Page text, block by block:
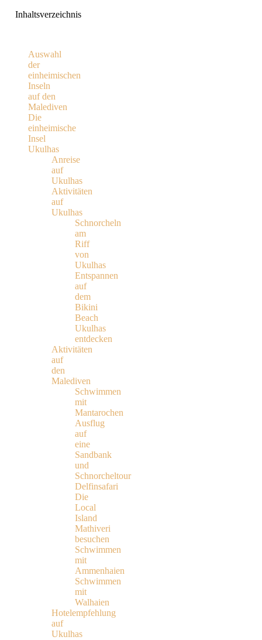
Inhaltsverzeichnis
Auswahl
der
einheimischen
Inseln
auf den
Malediven
Die
einheimische
Insel
Ukulhas
Anreise
auf
Ukulhas
Aktivitäten
auf
Ukulhas
Schnorcheln
am
Riff
von
Ukulhas
Entspannen
auf
dem
Bikini
Beach
Ukulhas
entdecken
Aktivitäten
auf
den
Malediven
Schwimmen
mit
Mantarochen
Ausflug
auf
eine
Sandbank
und
Schnorcheltour
Delfinsafari
Die
Local
Island
Mathiveri
besuchen
Schwimmen
mit
Ammenhaien
Schwimmen
mit
Walhaien
Hotelempfehlung
auf
Ukulhas